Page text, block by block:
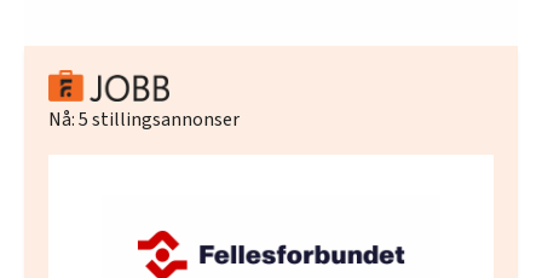
Nå:5stillingsannonser